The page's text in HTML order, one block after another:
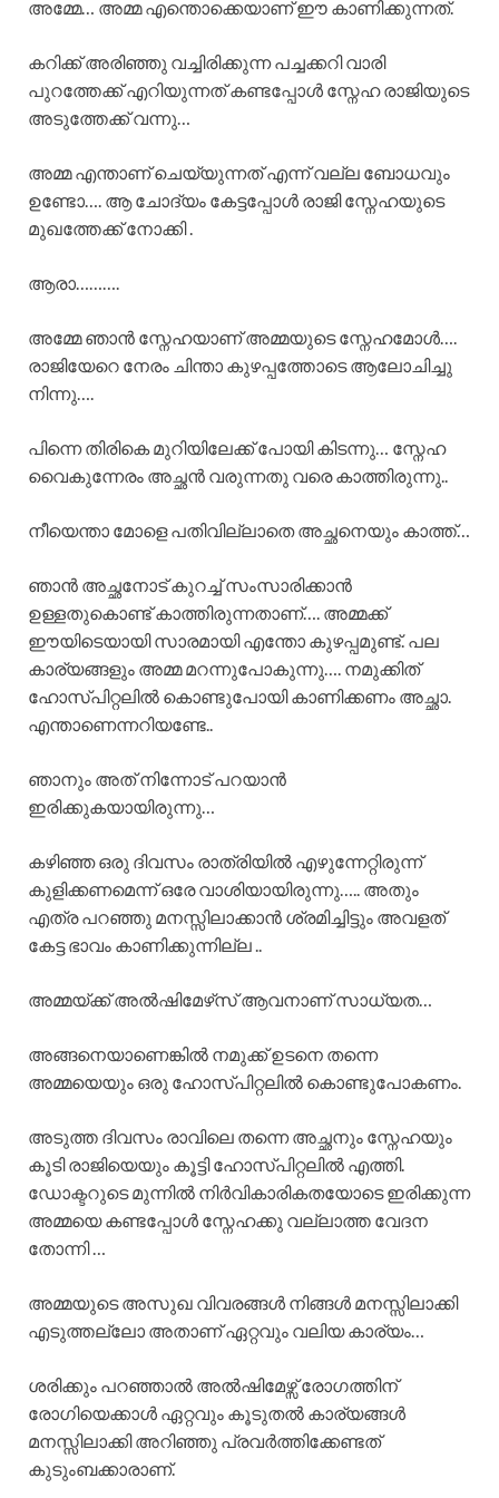
അമ്മേ… അമ്മ എന്തൊക്കെയാണ് ഈ കാണിക്കുന്നത്.
കറിക്ക് അരിഞ്ഞു വച്ചിരിക്കുന്ന പച്ചക്കറി വാരി
പുറത്തേക്ക് എറിയുന്നത് കണ്ടപ്പോൾ സ്നേഹ രാജിയുടെ
അടുത്തേക്ക് വന്നു…
അമ്മ എന്താണ് ചെയ്യുന്നത് എന്ന് വല്ല ബോധവും
ഉണ്ടോ…. ആ ചോദ്യം കേട്ടപ്പോൾ രാജി സ്നേഹയുടെ
മുഖത്തേക്ക് നോക്കി .
ആരാ……….
അമ്മേ ഞാൻ സ്നേഹയാണ് അമ്മയുടെ സ്നേഹമോൾ….
രാജിയേറെ നേരം ചിന്താ കുഴപ്പത്തോടെ ആലോചിച്ചു
നിന്നു….
പിന്നെ തിരികെ മുറിയിലേക്ക് പോയി കിടന്നു… സ്നേഹ
വൈകുന്നേരം അച്ഛൻ വരുന്നതു വരെ കാത്തിരുന്നു..
നീയെന്താ മോളെ പതിവില്ലാതെ അച്ഛനെയും കാത്ത്…
ഞാൻ അച്ഛനോട് കുറച്ച് സംസാരിക്കാൻ
ഉള്ളതുകൊണ്ട് കാത്തിരുന്നതാണ്…. അമ്മക്ക്
ഈയിടെയായി സാരമായി എന്തോ കുഴപ്പമുണ്ട്. പല
കാര്യങ്ങളും അമ്മ മറന്നുപോകുന്നു…. നമുക്കിത്
ഹോസ്പിറ്റലിൽ കൊണ്ടുപോയി കാണിക്കണം അച്ഛാ.
എന്താണെന്നറിയണ്ടേ..
ഞാനും അത് നിന്നോട് പറയാൻ
ഇരിക്കുകയായിരുന്നു…
കഴിഞ്ഞ ഒരു ദിവസം രാത്രിയിൽ എഴുന്നേറ്റിരുന്ന്
കുളിക്കണമെന്ന് ഒരേ വാശിയായിരുന്നു….. അതും
എത്ര പറഞ്ഞു മനസ്സിലാക്കാൻ ശ്രമിച്ചിട്ടും അവളത്
കേട്ട ഭാവം കാണിക്കുന്നില്ല ..
അമ്മയ്ക്ക് അൽഷിമേഴ്‌സ് ആവനാണ് സാധ്യത…
അങ്ങനെയാണെങ്കിൽ നമുക്ക് ഉടനെ തന്നെ
അമ്മയെയും ഒരു ഹോസ്പിറ്റലിൽ കൊണ്ടുപോകണം.
അടുത്ത ദിവസം രാവിലെ തന്നെ അച്ഛനും സ്നേഹയും
കൂടി രാജിയെയും കൂട്ടി ഹോസ്പിറ്റലിൽ എത്തി.
ഡോക്ടറുടെ മുന്നിൽ നിർവികാരികതയോടെ ഇരിക്കുന്ന
അമ്മയെ കണ്ടപ്പോൾ സ്നേഹക്കു വല്ലാത്ത വേദന
തോന്നി …
അമ്മയുടെ അസുഖ വിവരങ്ങൾ നിങ്ങൾ മനസ്സിലാക്കി
എടുത്തല്ലോ അതാണ് ഏറ്റവും വലിയ കാര്യം…
ശരിക്കും പറഞ്ഞാൽ അൽഷിമേഴ്സ് രോഗത്തിന്
രോഗിയെക്കാൾ ഏറ്റവും കൂടുതൽ കാര്യങ്ങൾ
മനസ്സിലാക്കി അറിഞ്ഞു പ്രവർത്തിക്കേണ്ടത്
കുടുംബക്കാരാണ്.